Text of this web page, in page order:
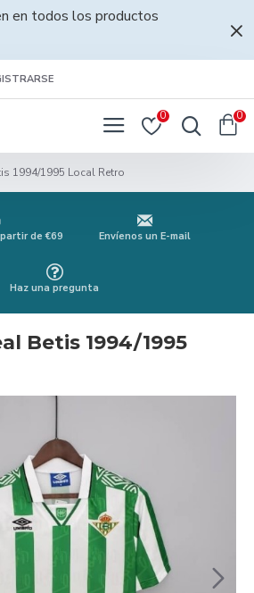
en todos los productos
0 0
1994/1995 Local Retro
de €69 Envíenos un E-mail
Haz una pregunta
Betis 1994/1995